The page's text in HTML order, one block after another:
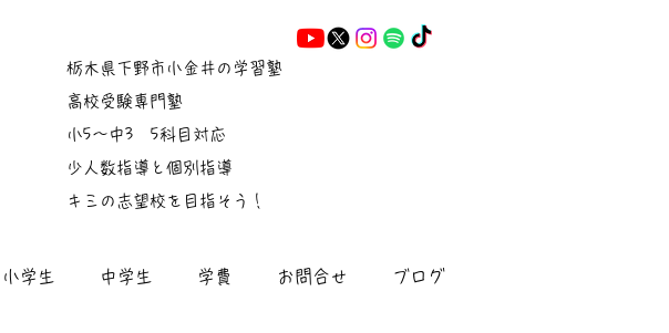
栃木県下野市小金井の学習塾
高校受験専門塾
小5～中3 5科目対応
少人数指導と個別指導
キミの志望校を目指そう！
小学生 中学生 学費 お問合せ ブログ